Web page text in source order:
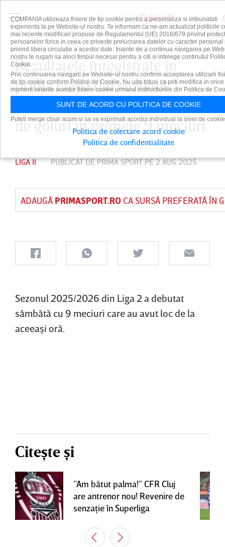
Rezultatele înregistrate în
prima etapă din sezonul
2025/2026 al ligii secunde! 21
de goluri în primele 9 meciuri
LIGA II PUBLICAT DEPRIMA SPORTPE 2 AUG 2025
ADAUGĂ PRIMASPORT.ROCA SURSĂ PREFERATĂ ÎN
Sezonul 2025/2026 din Liga 2 a debutat
sâmbătă cu 9 meciuri care au avut loc de la
aceeaşi oră.
Citește și
”Am bătut palma!” CFR Cluj
are antrenor nou! Revenire de
senzaţie în Superliga
COMPANIA utilizeaza fisiere de tip cookie pentru a personaliza si imbunatati
experienta ta pe Website-ul nostru. Te informam ca ne-am actualizat politicile
mai recente modificari propuse de Regulamentul (UE) 2016/679 privind
persoanelor fizice in ceea ce priveste prelucrarea datelor cu caracter personal
privind libera circulatie a acestor date. Inainte de a continua navigarea pe
nostru te rugam sa aloci timpul necesar pentru a citi si intelege continutul
Cookie.
Prin continuarea navigarii pe Website-ul nostru confirmi acceptarea utilizarii
de tip cookie conform Politicii de Cookie. Nu uita totusi ca poti modifica in orice
moment setarile acestor fisiere cookie urmand instructiunile din Politica de
SUNT DE ACORD CU POLITICA DE COOKIE
Puteti merge chiar acum si sa va exprimati acordul individual la nivel de
Politica de colectare acord cookie
Politica de confidentialitate